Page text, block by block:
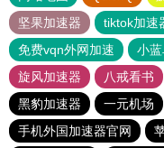
坚果加速器
tiktok加速
免费vqn外网加速
小
旋风加速器
八戒看书
黑豹加速器
一元机场
手机外国加速器官网